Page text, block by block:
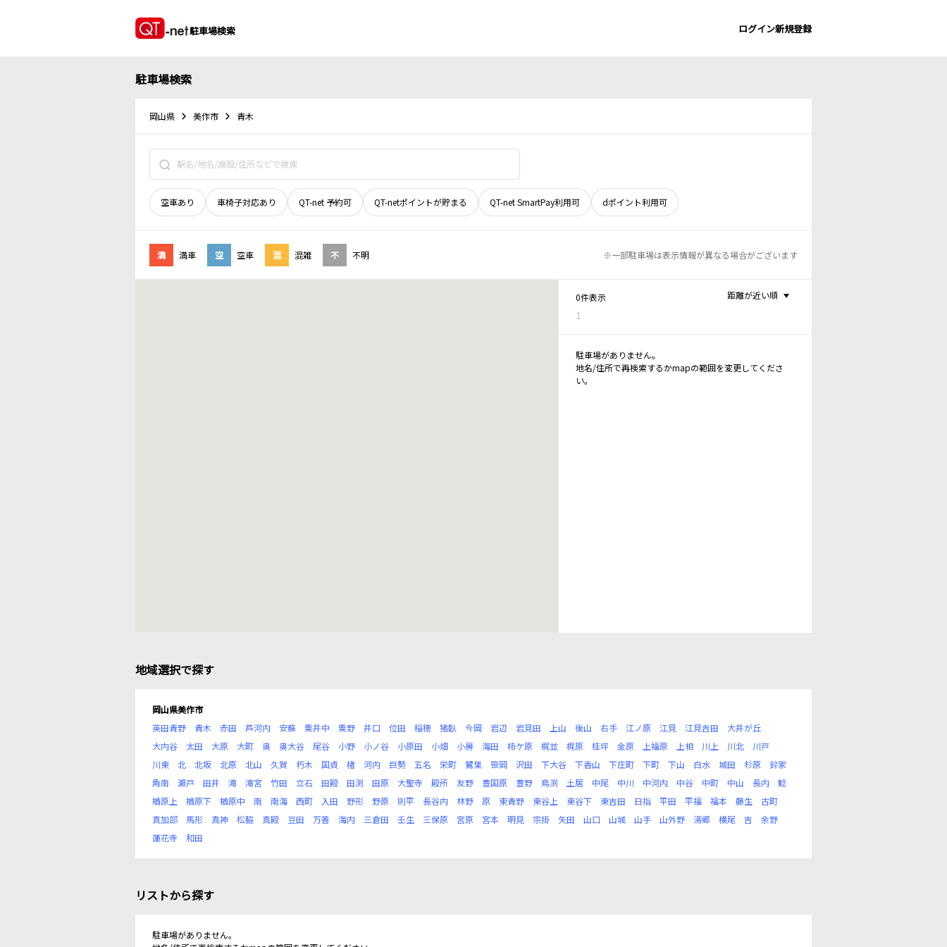
駐車場検索 ログイン新規登録
駐車場検索
岡山県 美作市 青木
空車あり 車椅子対応あり QT-net 予約可 QT-netポイントが貯まる QT-net SmartPay利用可 dポイント利用可
満 満車 空 空車 混 混雑 不 不明 ※一部駐車場は表示情報が異なる場合がございます
0件表示
1
距離が近い順
駐車場がありません。
地名/住所で再検索するかmapの範囲を変更してくださ
い。
地域選択で探す
岡山県美作市
英田青野
青木 赤田 芦河内 安蘇 粟井中 粟野 井口 位田 稲穂 猪臥 今岡 岩辺 岩見田 上山 後山 右手 江ノ原 江見 江見吉田
大井が丘
大内谷
太田 大原 大町 奥 奥大谷 尾谷 小野 小ノ谷 小原田 小畑 小房 海田 柿ケ原 梶並 梶原 桂坪 金原 上福原 上相 川上 川北
川戸
川東
北 北坂 北原 北山 久賀 朽木 国貞 楮 河内 巨勢 五名 栄町 鷺巣 笹岡 沢田 下大谷 下香山 下庄町 下町 下山 白水 城田 杉原
鈴家
角南
瀬戸 田井 滝 滝宮 竹田 立石 田殿 田渕 田原 大聖寺 殿所 友野 豊国原 豊野 鳥渕 土居 中尾 中川 中河内 中谷 中町 中山 長内
鯰
楢原上
楢原下 楢原中 南 南海 西町 入田 野形 野原 則平 長谷内 林野 原 東青野 東谷上 東谷下 東吉田 日指 平田 平福 福本 藤生
古町
真加部
馬形 真神 松脇 真殿 豆田 万善 海内 三倉田 壬生 三保原 宮原 宮本 明見 宗掛 矢田 山口 山城 山手 山外野 湯郷 横尾 吉
余野
蓮花寺
和田
リストから探す
駐車場がありません。